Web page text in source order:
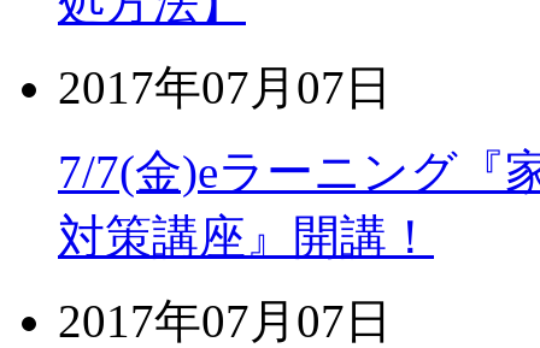
2017年07月07日
7/7(金)eラーニング『
対策講座』開講！
2017年07月07日